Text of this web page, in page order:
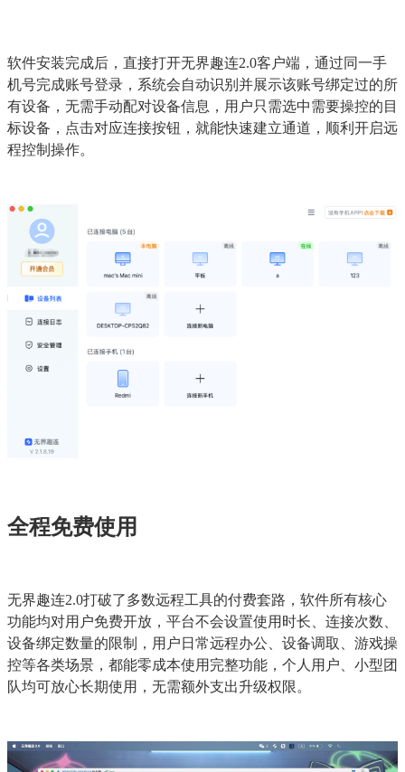
软件安装完成后，直接打开无界趣连2.0客户端，通过同一手
机号完成账号登录，系统会自动识别并展示该账号绑定过的所
有设备，无需手动配对设备信息，用户只需选中需要操控的目
标设备，点击对应连接按钮，就能快速建立通道，顺利开启远
程控制操作。
全程免费使用
无界趣连2.0打破了多数远程工具的付费套路，软件所有核心
功能均对用户免费开放，平台不会设置使用时长、连接次数、
设备绑定数量的限制，用户日常远程办公、设备调取、游戏操
控等各类场景，都能零成本使用完整功能，个人用户、小型团
队均可放心长期使用，无需额外支出升级权限。